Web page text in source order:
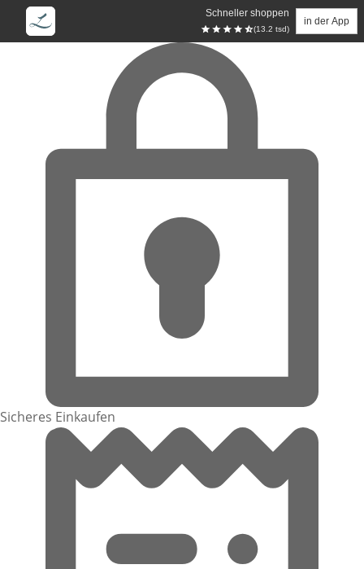
Schneller shoppen
(13.2 tsd)
in der App
Zum Hauptinhalt springen
Sicheres Einkaufen